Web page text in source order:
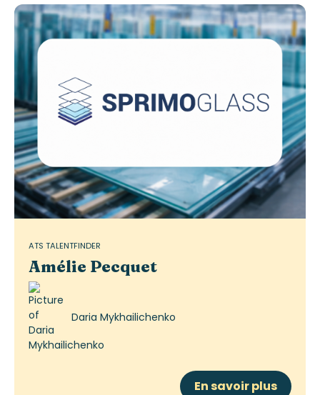
ATS TALENTFINDER
Amélie Pecquet
Daria Mykhailichenko
En savoir plus